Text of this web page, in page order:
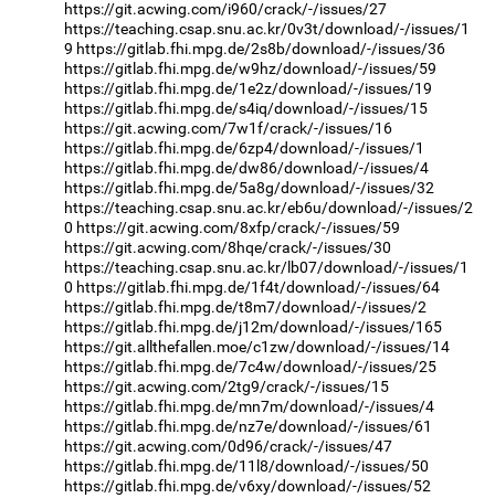
https://git.acwing.com/i960/crack/-/issues/27
https://teaching.csap.snu.ac.kr/0v3t/download/-/issues/1
9 https://gitlab.fhi.mpg.de/2s8b/download/-/issues/36
https://gitlab.fhi.mpg.de/w9hz/download/-/issues/59
https://gitlab.fhi.mpg.de/1e2z/download/-/issues/19
https://gitlab.fhi.mpg.de/s4iq/download/-/issues/15
https://git.acwing.com/7w1f/crack/-/issues/16
https://gitlab.fhi.mpg.de/6zp4/download/-/issues/1
https://gitlab.fhi.mpg.de/dw86/download/-/issues/4
https://gitlab.fhi.mpg.de/5a8g/download/-/issues/32
https://teaching.csap.snu.ac.kr/eb6u/download/-/issues/2
0 https://git.acwing.com/8xfp/crack/-/issues/59
https://git.acwing.com/8hqe/crack/-/issues/30
https://teaching.csap.snu.ac.kr/lb07/download/-/issues/1
0 https://gitlab.fhi.mpg.de/1f4t/download/-/issues/64
https://gitlab.fhi.mpg.de/t8m7/download/-/issues/2
https://gitlab.fhi.mpg.de/j12m/download/-/issues/165
https://git.allthefallen.moe/c1zw/download/-/issues/14
https://gitlab.fhi.mpg.de/7c4w/download/-/issues/25
https://git.acwing.com/2tg9/crack/-/issues/15
https://gitlab.fhi.mpg.de/mn7m/download/-/issues/4
https://gitlab.fhi.mpg.de/nz7e/download/-/issues/61
https://git.acwing.com/0d96/crack/-/issues/47
https://gitlab.fhi.mpg.de/11l8/download/-/issues/50
https://gitlab.fhi.mpg.de/v6xy/download/-/issues/52